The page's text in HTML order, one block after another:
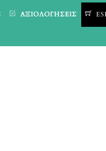
ΑΞΙΟΛΟΓΉΣΕΙΣ